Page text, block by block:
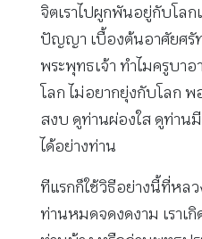
จิตเราไปผูกพันอยู่กับโลก
ปัญญา เบื้องต้นอาศัยศรั
พระพุทธเจ้า ทำไมครูบา
โลก ไม่อยากยุ่งกับโลก
สงบ ดูท่านผ่องใส ดูท่านมี
ได้อย่างท่าน
ทีแรกก็ใช้วิธีอย่างนี้ที่หล
ท่านหมดจดงดงาม เราเ